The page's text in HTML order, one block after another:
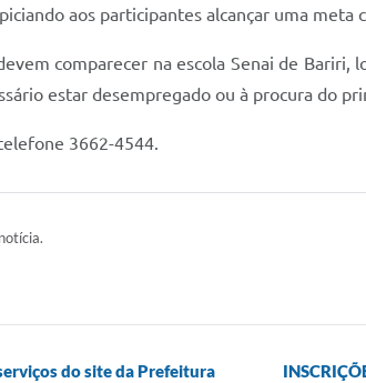
aos participantes alcançar uma meta
comparecer na escola Senai de Bariri,
estar desempregado ou à procura do
3662-4544.
do site da Prefeitura